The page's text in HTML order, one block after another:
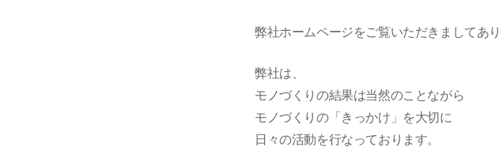
弊社ホームページをご覧いただきましてあ
弊社は、
モノづくりの結果は当然のことながら
モノづくりの「きっかけ」を大切に
日々の活動を行なっております。